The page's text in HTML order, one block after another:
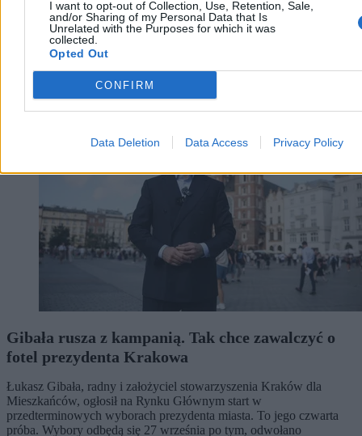
I want to opt-out of Collection, Use, Retention, Sale,
and/or Sharing of my Personal Data that Is
Unrelated with the Purposes for which it was
collected.
Opted Out
CONFIRM
Data Deletion Data Access Privacy Policy
Tomasz Pałasz
Wczoraj 21:41
Gibała rusza z kampanią. Tak chce zawalczyć o
fotel prezydenta Krakowa
Łukasz Gibała, radny i założyciel stowarzyszenia Kraków dla
Mieszkańców, ogłosił na Rynku Głównym start w
przedterminowych wyborach prezydenta miasta. To jego czwarta
próba. Wybory odbędą się 27 września po tym, odwołano